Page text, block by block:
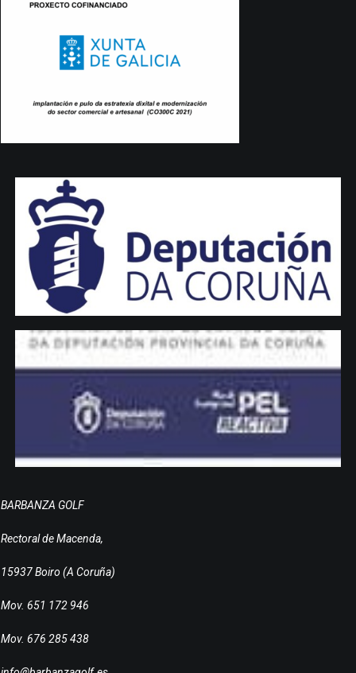
BARBANZA GOLF
Rectoral de Macenda,
15937 Boiro (A Coruña)
Mov. 651 172 946
Mov. 676 285 438